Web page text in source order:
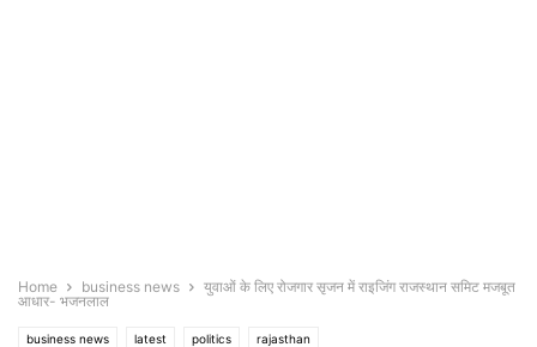
Home business news
युवाओं के लिए रोजगार सृजन में राइजिंग राजस्थान समिट मजबूत
आधार- भजनलाल
business news latest politics rajasthan